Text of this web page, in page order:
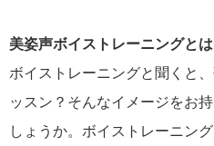
美姿声ボイストレーニングとは
ボイストレーニングと聞くと
ッスン？そんなイメージをお
しょうか。ボイストレーニン